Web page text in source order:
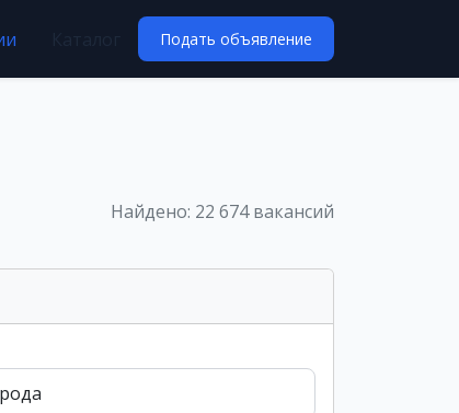
Подать объявление
Найдено: 22 674 вакансий